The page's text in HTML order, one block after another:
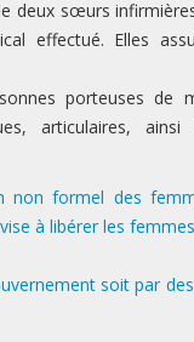
deux sœurs
effectué. Elles
porteuses de
articulaires,
non formel des
à libérer les
soit par